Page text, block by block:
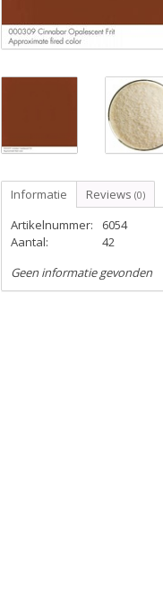
Informatie Reviews (0)
Artikelnummer:
6054
Aantal:
42
Geen informatie gevonden